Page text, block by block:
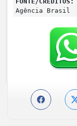
Agência Brasil